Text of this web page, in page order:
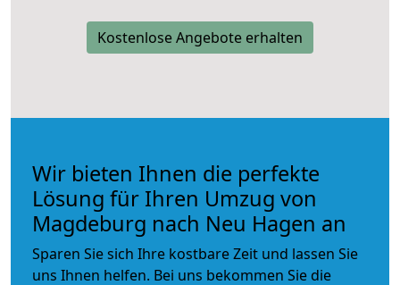
Kostenlose Angebote erhalten
Wir bieten Ihnen die perfekte
Lösung für Ihren Umzug von
Magdeburg nach Neu Hagen an
Sparen Sie sich Ihre kostbare Zeit und lassen Sie
uns Ihnen helfen. Bei uns bekommen Sie die